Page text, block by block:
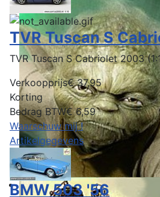
TVR Tuscan S
TVR Tuscan S Cabriolet 2003
Verkoopprijs€ 37,95
Korting
Bedrag BTW€ 6,59
Waarschuw mij !
Artikelgegevens
BMW 503 '56